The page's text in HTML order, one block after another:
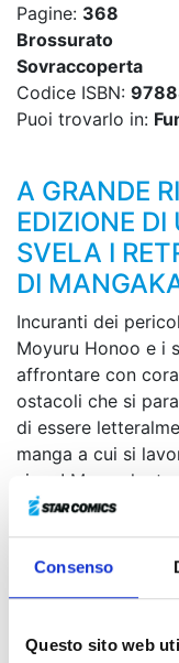
Consenso
Questo sito web
Pagine: 368
Brossurato
Sovraccoperta
Codice ISBN:
Puoi trovarlo in:
A GRANDE
EDIZIONE
SVELA I
DI
Incuranti dei
Moyuru Honoo e i
affrontare con
ostacoli che si
di essere
manga a cui si
siano! Ma anche
i propri sogni può
problematici,
supereroi in